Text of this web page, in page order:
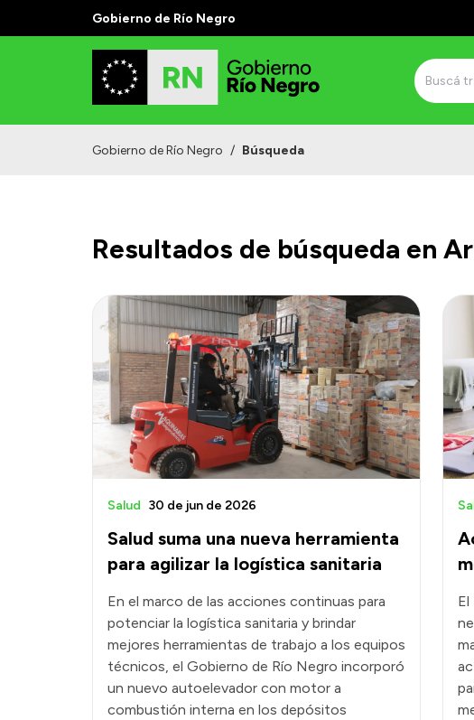
Gobierno de Río Negro
Gobierno de Río Negro / Búsqueda
Resultados de búsqueda en
Salud suma una nueva herramienta
para agilizar la logística sanitaria
Salud 30 de jun de 2026
En el marco de las acciones continuas para
potenciar la logística sanitaria y brindar
mejores herramientas de trabajo a los equipos
técnicos, el Gobierno de Río Negro incorporó
un nuevo autoelevador con motor a
combustión interna en los depósitos